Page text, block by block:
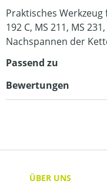
Praktisches Werkzeug
192 C, MS 211, MS
Nachspannen der
Passend zu
Bewertungen
ÜBER UNS